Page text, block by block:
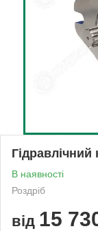
В наявності
Роздріб
від 15